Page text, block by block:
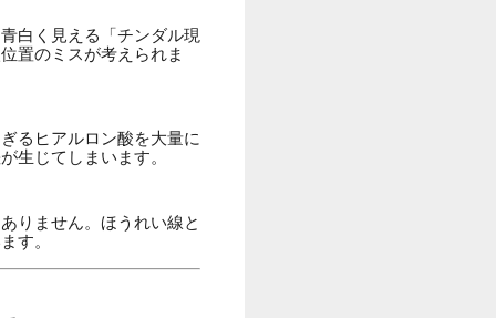
白く見える「チンダル現
置のミスが考えられま
るヒアルロン酸を大量に
生じてしまいます。
りません。ほうれい線と
す。